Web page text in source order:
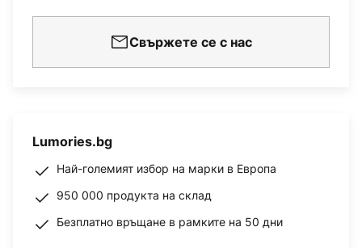
Свържете се с нас
Lumories.bg
Най-големият избор на марки в Европа
950 000 продукта на склад
Безплатно връщане в рамките на 50 дни